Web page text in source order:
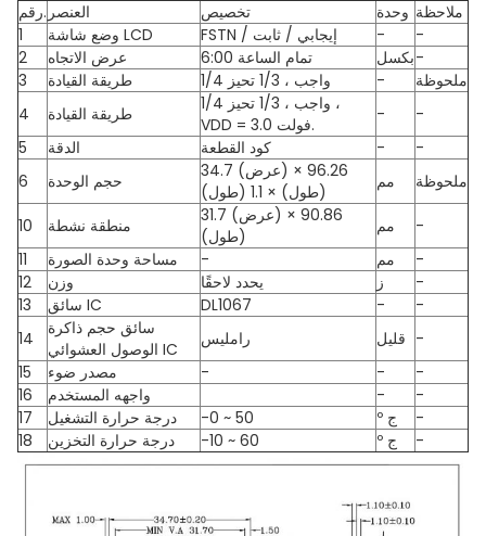
رقم. العنصر تخصيص وحدة ملاحظة
1
وضع شاشة LCD FSTN / إيجابي / ثابت -
-
2
عرض الاتجاه 6:00 تمام الساعة بكسل-
3
طريقة القيادة 1/4 واجب ، 1/3 تحيز -
ملحوظة
4
طريقة القيادة
1/4 واجب ، 1/3 تحيز ،
VDD = 3.0 فولت.
-
-
5
الدقة كود القطعة -
-
6
حجم الوحدة
34.7 (عرض) × 96.26
(طول) × 1.1 (طول)
مم ملحوظة
10 منطقة نشطة
31.7 (عرض) × 90.86
(طول)
مم
-
11
مساحة وحدة الصورة - مم
-
12
وزن يحدد لاحقًا ز
-
13
سائق IC DL1067 -
-
14
سائق حجم ذاكرة
الوصول العشوائي IC
رامليس قليل -
15
مصدر ضوء - -
-
16
واجهه المستخدم -
-
17
درجة حرارة التشغيل -0 ~ 50 º ج
-
18
درجة حرارة التخزين -10 ~ 60 º ج -